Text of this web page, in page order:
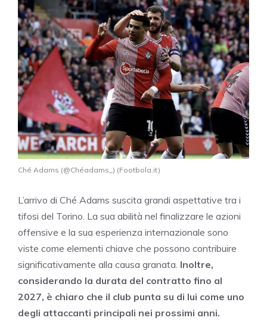
Ché Adams (@Chéadams_) (Footbola.it)
L’arrivo di Ché Adams suscita grandi aspettative tra i
tifosi del Torino. La sua abilità nel finalizzare le azioni
offensive e la sua esperienza internazionale sono
viste come elementi chiave che possono contribuire
significativamente alla causa granata. Inoltre,
considerando la durata del contratto fino al
2027, è chiaro che il club punta su di lui come uno
degli attaccanti principali nei prossimi anni.